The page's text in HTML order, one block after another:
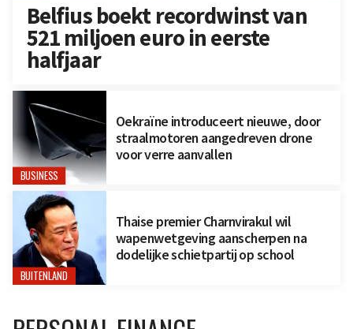
Belfius boekt recordwinst van
521 miljoen euro in eerste
halfjaar
BUSINESS
Oekraïne introduceert nieuwe, door
straalmotoren aangedreven drone
voor verre aanvallen
BUITENLAND
Thaise premier Charnvirakul wil
wapenwetgeving aanscherpen na
dodelijke schietpartij op school